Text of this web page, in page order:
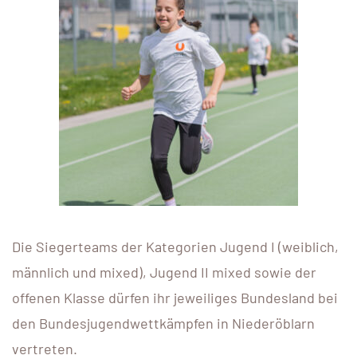
Die Siegerteams der Kategorien Jugend I (weiblich,
männlich und mixed), Jugend II mixed sowie der
offenen Klasse dürfen ihr jeweiliges Bundesland bei
den Bundesjugendwettkämpfen in Niederöblarn
vertreten.